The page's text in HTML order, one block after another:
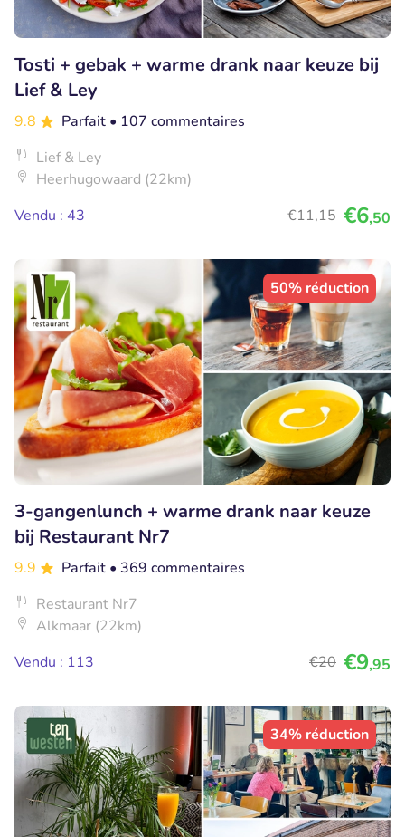
Tosti + gebak + warme drank naar keuze bij
Lief & Ley
9.8 Parfait • 107 commentaires
Lief & Ley
Heerhugowaard (22km)
Vendu : 43
€11,15 €6,50
50% réduction
3-gangenlunch + warme drank naar keuze
bij Restaurant Nr7
9.9 Parfait • 369 commentaires
Restaurant Nr7
Alkmaar (22km)
Vendu : 113
€20 €9,95
34% réduction